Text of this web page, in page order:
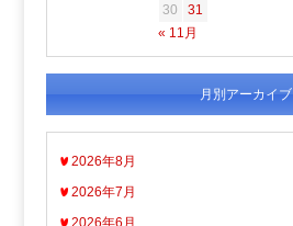
« 11月
30
31
月別アーカイブ
2026年8月
2026年7月
2026年6月